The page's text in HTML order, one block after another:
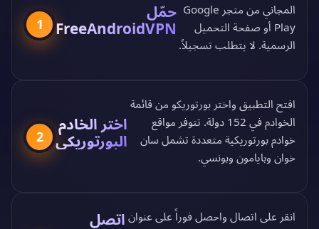
1
حمّل
FreeAndroidVPN
المجاني من
متجر Google
Play أو صفحة التحميل
الرسمية. لا يتطلب تسجيلاً.
2
اختر الخادم
البورتوريكي
افتح التطبيق واختر بورتوريكو من قائمة
الخوادم في 152 دولة
. تتوفر مواقع
خوادم بورتوريكية متعددة تشمل سان
خوان وبايامون وبونسي.
اتصل انقر على اتصال واحصل فوراً على عنوان